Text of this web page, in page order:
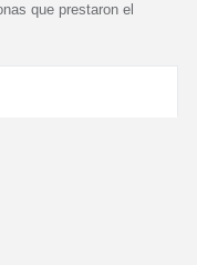
que prestaron el